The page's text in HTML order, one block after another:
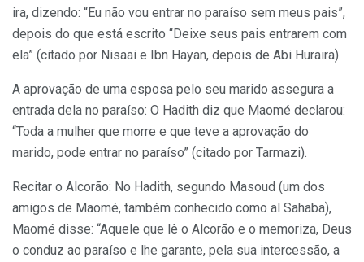
ira, dizendo: “Eu não vou entrar no paraíso sem meus pais”,
depois do que está escrito “Deixe seus pais entrarem com
ela” (citado por Nisaai e Ibn Hayan, depois de Abi Huraira).
A aprovação de uma esposa pelo seu marido assegura a
entrada dela no paraíso: O Hadith diz que Maomé declarou:
“Toda a mulher que morre e que teve a aprovação do
marido, pode entrar no paraíso” (citado por Tarmazi).
Recitar o Alcorão: No Hadith, segundo Masoud (um dos
amigos de Maomé, também conhecido como al Sahaba),
Maomé disse: “Aquele que lê o Alcorão e o memoriza, Deus
o conduz ao paraíso e lhe garante, pela sua intercessão, a